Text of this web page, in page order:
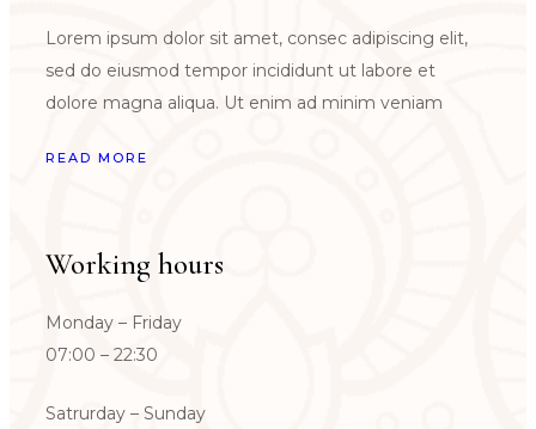
Lorem ipsum dolor sit amet, consec adipiscing elit,
sed do eiusmod tempor incididunt ut labore et
dolore magna aliqua. Ut enim ad minim veniam
READ MORE
Working hours
Monday – Friday
07:00 – 22:30
Satrurday – Sunday